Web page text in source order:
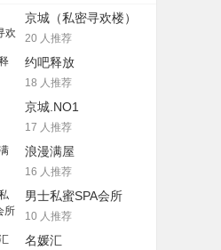
京城（私密寻欢楼）
20 人推荐
约吧释放
18 人推荐
京城.NO1
17 人推荐
浪漫满屋
16 人推荐
男士私蜜SPA会所
10 人推荐
名媛汇